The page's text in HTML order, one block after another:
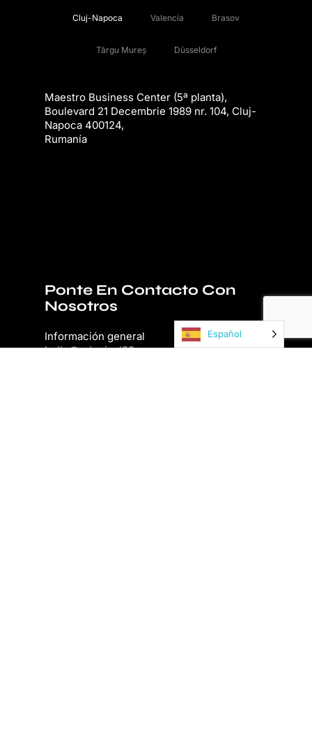
Cluj-Napoca Valencia Brasov
Târgu Mureș Düsseldorf
Maestro Business Center (5ª planta),
Boulevard 21 Decembrie 1989 nr. 104, Cluj-
Napoca 400124,
Rumanía
Ponte En Contacto Con
Nosotros
Información general
hello@principal33.com
Español